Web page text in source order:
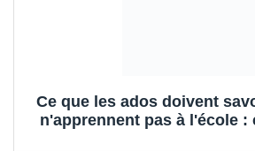
Ce que les ados doivent
n'apprennent pas à l'école :